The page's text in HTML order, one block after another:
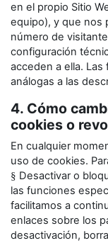
en el propio Sitio
equipo), y que nos
número de
configuración
acceden a ella. Las
análogas a las
4. Cómo
cookies o
En cualquier
uso de cookies.
§ Desactivar o
las funciones
facilitamos a
enlaces sobre los
desactivación,